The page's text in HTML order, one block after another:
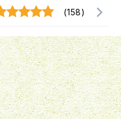
(158)